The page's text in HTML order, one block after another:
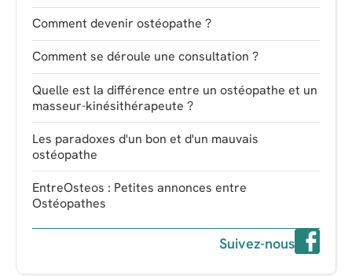
Comment devenir ostéopathe ?
Comment se déroule une consultation ?
Quelle est la différence entre un ostéopathe et un
masseur-kinésithérapeute ?
Les paradoxes d'un bon et d'un mauvais
ostéopathe
EntreOsteos : Petites annonces entre
Ostéopathes
Suivez-nous